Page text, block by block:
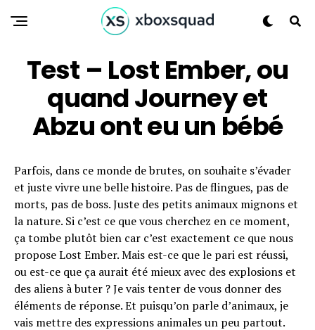
Test – Lost Ember, ou
quand Journey et
Abzu ont eu un bébé
Parfois, dans ce monde de brutes, on souhaite s’évader
et juste vivre une belle histoire. Pas de flingues, pas de
morts, pas de boss. Juste des petits animaux mignons et
la nature. Si c’est ce que vous cherchez en ce moment,
ça tombe plutôt bien car c’est exactement ce que nous
propose Lost Ember. Mais est-ce que le pari est réussi,
ou est-ce que ça aurait été mieux avec des explosions et
des aliens à buter ? Je vais tenter de vous donner des
éléments de réponse. Et puisqu’on parle d’animaux, je
vais mettre des expressions animales un peu partout.